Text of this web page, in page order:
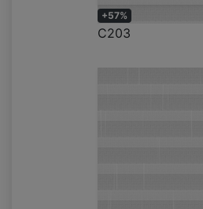
+57%
C203